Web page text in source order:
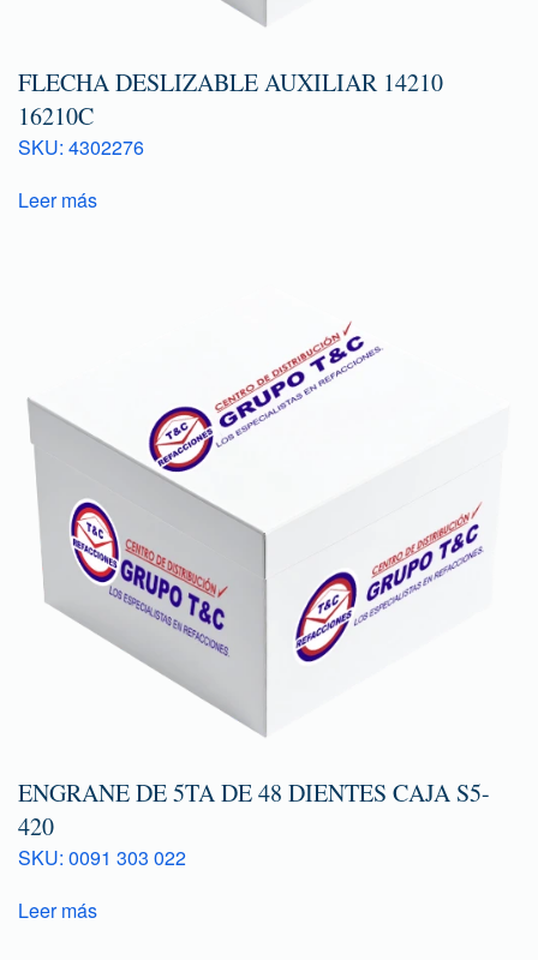
FLECHA DESLIZABLE AUXILIAR 14210
16210C
SKU: 4302276
Leer más
ENGRANE DE 5TA DE 48 DIENTES CAJA S5-
420
SKU: 0091 303 022
Leer más